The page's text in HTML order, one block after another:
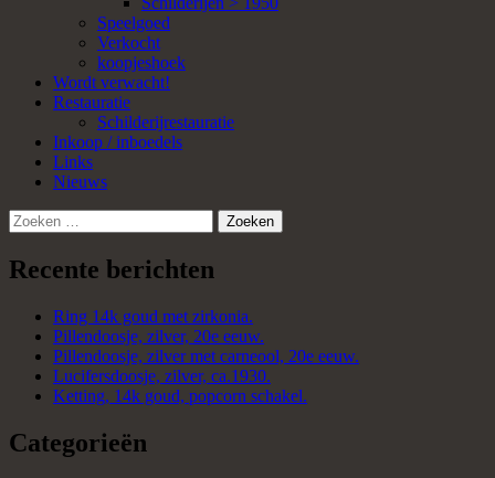
Speelgoed
Verkocht
koopjeshoek
Wordt verwacht!
Restauratie
Schilderijrestauratie
Inkoop / inboedels
Links
Nieuws
Zoeken
naar:
Recente berichten
Ring 14k goud met zirkonia.
Pillendoosje, zilver, 20e eeuw.
Pillendoosje, zilver met carneool, 20e eeuw.
Lucifersdoosje, zilver, ca.1930.
Ketting, 14k goud, popcorn schakel.
Categorieën